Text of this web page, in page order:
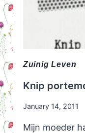
Zuinig Leven
Knip
January 14, 2011
Mijn moeder